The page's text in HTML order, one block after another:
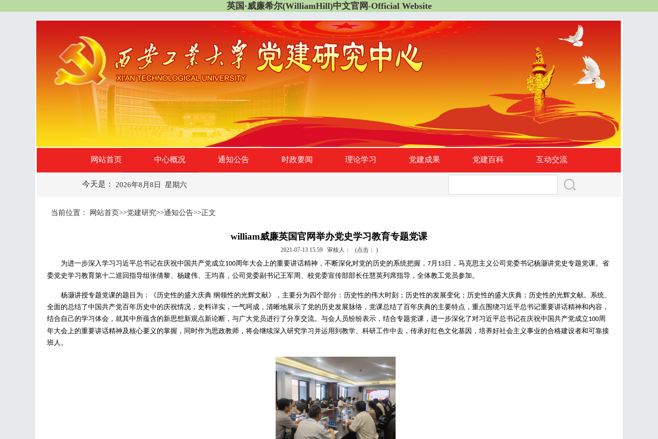
英国·威廉希尔(WilliamHill)中文官网-Official Website
网站首页 中心概况 通知公告 时政要闻 理论学习 党建成果 党建百科 互动交流
今天是： 2026年8月8日 星期六
当前位置： 网站首页>>党建研究>>通知公告>>正文
william威廉英国官网举办党史学习教育专题党课
2021-07-13 15:59 审核人： (点击： )
为进一步深 入 学习习近平总书记在庆祝中国共产党成立100周年大会上的重要讲话精神，不断深化对党的历史的系统把握， 7 月 13 日，马克思主义公司党委书记杨灏讲党史专题党课。省
委党史学习教育第十二巡回指导组张倩黎、杨建伟、王均喜，公司党委副书记王军周、校党委宣传部部长任慧英列席指导，全体教工党员参加。
杨灏讲授专题党课的题目为：《历史性的盛大庆典 纲领性的光辉文献》，主要分为四个部分：历史性的伟大时刻；历史性的发展变化；历史性的盛大庆典；历史性的光辉文献。系统、
全面的总结了中国共产党百年历史中的庆祝情况，史料详实，一气呵成，清晰地展示了党的历史发展脉络 ， 党课总结了百年庆典的主要特点，重点围绕习近平总书记重要讲话精神和内容，
结合自己的学习体会，就其中所蕴含的新思想新观点新论断，与广大党员进行了分享交流。与会人员纷纷表示，结合专题党课，进一步深化了对习近平总书记在庆祝中国共产党成立100周
年大会上的重要讲话精神及核心要义的掌握，同时作为思政教师，将会继续深入研究学习并运用到教学、科研工作中去，传承好红色文化基因，培养好社会主义事业的合格建设者和可靠接
班人。